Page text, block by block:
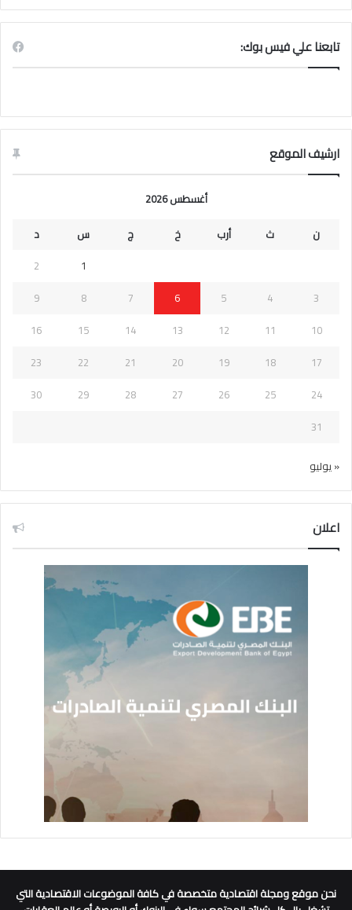
تابعنا علي فيس بوك:
ارشيف الموقع
أغسطس 2026
ن
ث أرب خ ج س
د
1
2
3
4
5
6
7
8
9
10
11
12
13
14
15
16
17
18
19
20
21
22
23
24
25
26
27
28
29
30
31
« يوليو
اعلان
نحن موقع ومجلة اقتصادية متخصصة في كافة الموضوعات الاقتصادية التي